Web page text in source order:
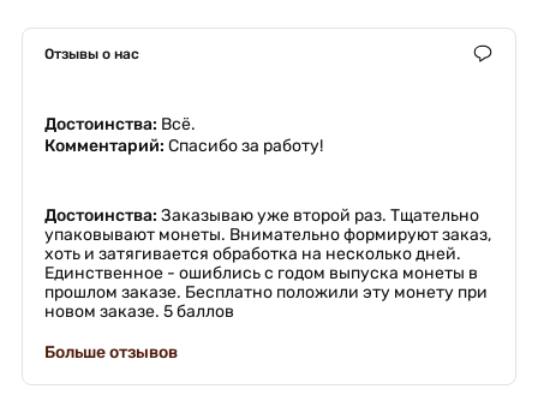
Отзывы о нас
Достоинства: Всё.
Комментарий: Спасибо за работу!
Достоинства: Заказываю уже второй раз. Тщательно
упаковывают монеты. Внимательно формируют заказ,
хоть и затягивается обработка на несколько дней.
Единственное - ошиблись с годом выпуска монеты в
прошлом заказе. Бесплатно положили эту монету при
новом заказе. 5 баллов
Больше отзывов